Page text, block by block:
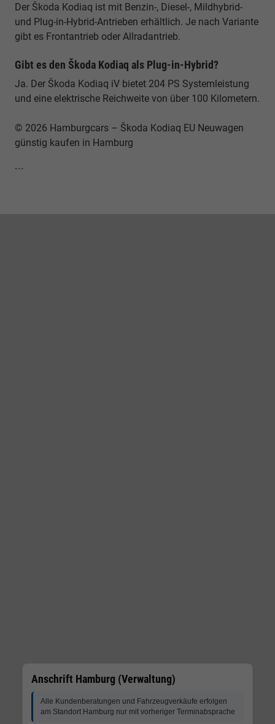
Der Škoda Kodiaq ist mit Benzin-, Diesel-, Mildhybrid-
und Plug-in-Hybrid-Antrieben erhältlich. Je nach Variante
gibt es Frontantrieb oder Allradantrieb.
Gibt es den Škoda Kodiaq als Plug-in-Hybrid?
Ja. Der Škoda Kodiaq iV bietet 204 PS Systemleistung
und eine elektrische Reichweite von über 100 Kilometern.
© 2026 Hamburgcars – Škoda Kodiaq EU Neuwagen
günstig kaufen in Hamburg
```
Anschrift Hamburg (Verwaltung)
Alle Kundenberatungen und Fahrzeugverkäufe erfolgen
am Standort Hamburg nur mit vorheriger Terminabsprache